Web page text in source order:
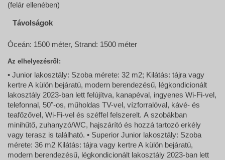
(felár ellenében)
Távolságok
Óceán: 1500 méter, Strand: 1500 méter
Az elhelyezésről:
• Junior lakosztály: Szoba mérete: 32 m2; Kilátás: tájra vagy
kertre A külön bejáratú, modern berendezésű, légkondicionált
lakosztály 2023-ban lett felújítva, kanapéval, ingyenes Wi-Fi-vel,
telefonnal, 50"-os, műholdas TV-vel, vízforralóval, kávé- és
teafőzővel, Wi-Fi-vel és széffel felszerelt. A szobákban
minihűtő, zuhanyzó/WC, hajszárító és hozzá tartozó erkély
vagy terasz is található. • Superior Junior lakosztály: Szoba
mérete: 36 m2 Kilátás: tájra vagy kertre A külön bejáratú,
modern berendezésű, légkondicionált lakosztály 2023-ban lett